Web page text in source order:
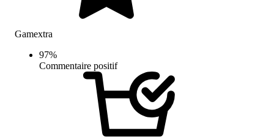
Gamextra
97%
Commentaire positif